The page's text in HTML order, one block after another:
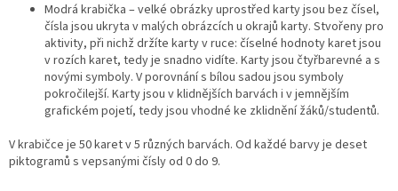
Modrá krabička – velké obrázky uprostřed karty jsou bez čísel,
čísla jsou ukryta v malých obrázcích u okrajů karty. Stvořeny pro
aktivity, při nichž držíte karty v ruce: číselné hodnoty karet jsou
v rozích karet, tedy je snadno vidíte. Karty jsou čtyřbarevné a s
novými symboly. V porovnání s bílou sadou jsou symboly
pokročilejší. Karty jsou v klidnějších barvách i v jemnějším
grafickém pojetí, tedy jsou vhodné ke zklidnění žáků/studentů.
V krabičce je 50 karet v 5 různých barvách. Od každé barvy je deset
piktogramů s vepsanými čísly od 0 do 9.